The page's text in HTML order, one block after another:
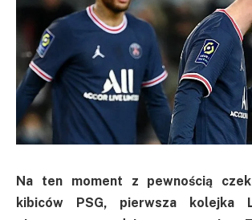
Na ten moment z pewnością
kibiców PSG, pierwsza kolejka